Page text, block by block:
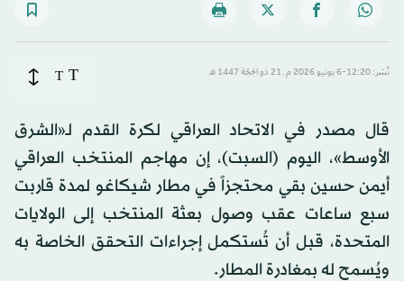
نُشر: 12:20-6 يونيو 2026 م ـ 21 ذو الحِجّة 1447 هـ T
T
قال مصدر في الاتحاد العراقي لكرة القدم لـ«الشرق
الأوسط»، اليوم (السبت)، إن مهاجم المنتخب العراقي
أيمن حسين بقي محتجزاً في مطار شيكاغو لمدة قاربت
سبع ساعات عقب وصول بعثة المنتخب إلى الولايات
المتحدة، قبل أن تُستكمل إجراءات التحقق الخاصة به
ويُسمح له بمغادرة المطار.